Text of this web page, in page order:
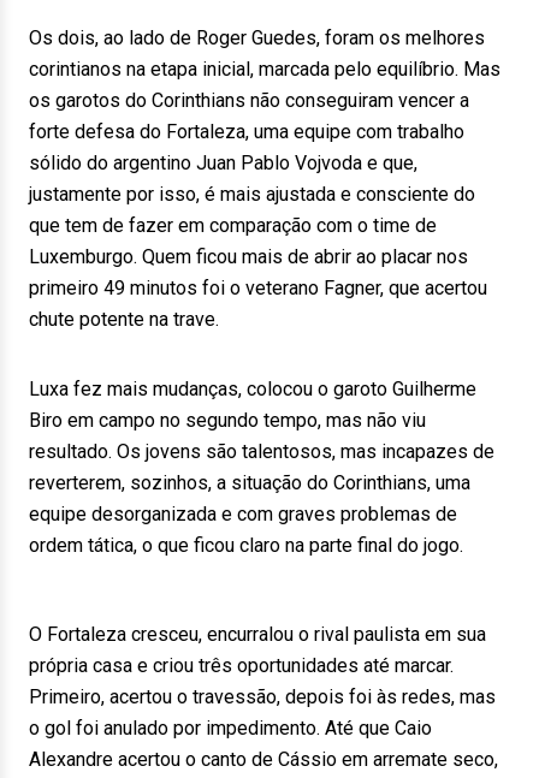
Os dois, ao lado de Roger Guedes, foram os melhores
corintianos na etapa inicial, marcada pelo equilíbrio. Mas
os garotos do Corinthians não conseguiram vencer a
forte defesa do Fortaleza, uma equipe com trabalho
sólido do argentino Juan Pablo Vojvoda e que,
justamente por isso, é mais ajustada e consciente do
que tem de fazer em comparação com o time de
Luxemburgo. Quem ficou mais de abrir ao placar nos
primeiro 49 minutos foi o veterano Fagner, que acertou
chute potente na trave.
Luxa fez mais mudanças, colocou o garoto Guilherme
Biro em campo no segundo tempo, mas não viu
resultado. Os jovens são talentosos, mas incapazes de
reverterem, sozinhos, a situação do Corinthians, uma
equipe desorganizada e com graves problemas de
ordem tática, o que ficou claro na parte final do jogo.
O Fortaleza cresceu, encurralou o rival paulista em sua
própria casa e criou três oportunidades até marcar.
Primeiro, acertou o travessão, depois foi às redes, mas
o gol foi anulado por impedimento. Até que Caio
Alexandre acertou o canto de Cássio em arremate seco,